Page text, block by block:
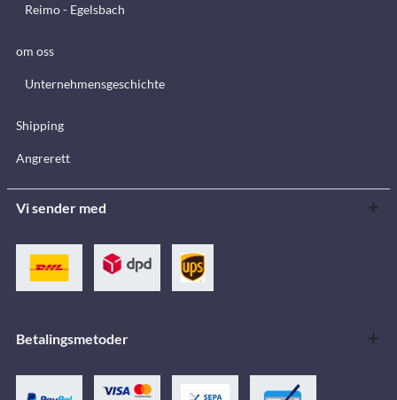
Reimo - Egelsbach
om oss
Unternehmensgeschichte
Shipping
Angrerett
Vi sender med
Betalingsmetoder